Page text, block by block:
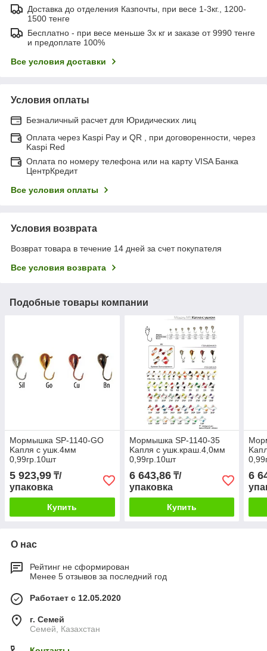
Доставка до отделения Казпочты, при весе 1-3кг., 1200-
1500 тенге
Бесплатно - при весе меньше 3х кг и заказе от 9990 тенге
и предоплате 100%
Все условия доставки
Условия оплаты
Безналичный расчет для Юридических лиц
Оплата через Kaspi Pay и QR , при договоренности, через
Kaspi Red
Оплата по номеру телефона или на карту VISA Банка
ЦентрКредит
Все условия оплаты
Условия возврата
Возврат товара в течение 14 дней за счет покупателя
Все условия возврата
Подобные товары компании
Мормышка SP-1140-GO
Kапля с ушк.4мм
0,99гр.10шт
5 923,99 ₸/
упаковка
Купить
Мормышка SP-1140-35
Kапля с ушк.краш.4,0мм
0,99гр.10шт
6 643,86₸/
упаковка
Купить
6
О нас
Рейтинг не сформирован
Менее 5 отзывов за последний год
Работает с 12.05.2020
г. Семей
Семей, Казахстан